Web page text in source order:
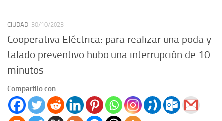
CIUDAD 30/10/2023
Cooperativa Eléctrica: para realizar una poda y
talado preventivo hubo una interrupción de 10
minutos
Compartilo con